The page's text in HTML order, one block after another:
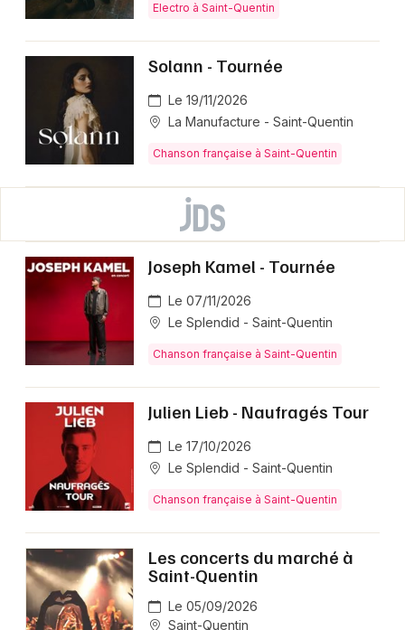
Electro à Saint-Quentin
Solann - Tournée
Le 19/11/2026
La Manufacture - Saint-Quentin
Chanson française à Saint-Quentin
Joseph Kamel - Tournée
Le 07/11/2026
Le Splendid - Saint-Quentin
Chanson française à Saint-Quentin
Julien Lieb - Naufragés Tour
Le 17/10/2026
Le Splendid - Saint-Quentin
Chanson française à Saint-Quentin
Les concerts du marché à
Saint-Quentin
Le 05/09/2026
Saint-Quentin